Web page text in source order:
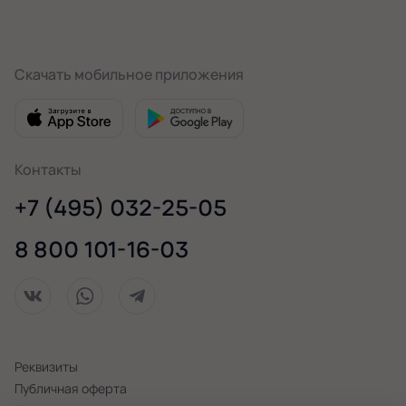
Публичная оферта
Реквизиты
Скачать мобильное приложения
Контакты
+7 (495) 032-25-05
8 800 101-16-03